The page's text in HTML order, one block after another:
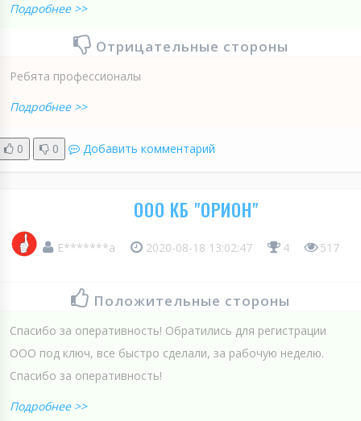
Подробнее >>
Отрицательные стороны
Ребята профессионалы
Подробнее >>
0 0 Добавить комментарий
ООО КБ "ОРИОН"
Е*******а 2020-08-18 13:02:47 4 517
Положительные стороны
Спасибо за оперативность! Обратились для регистрации
ООО под ключ, все быстро сделали, за рабочую неделю.
Спасибо за оперативность!
Подробнее >>